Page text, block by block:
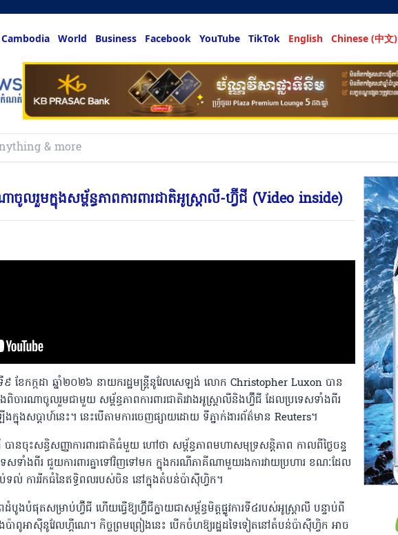
Cambodia World Business Facebook YouTube TikTok English Chinese (中文)
លរួមក្នុងសម្ព័ន្ធភាពការពារជាតិអូស្រ្តាលី-ហ្វ៊ីជី (Video inside)
៩ ខែកក្កដា ឆ្នាំ២០២៦ នាយករដ្ឋមន្រ្តីនូវែលសេឡង់ លោក Christopher Luxon បាន
រណាចូលរួមជាមួយ សម្ព័ន្ធភាពការពារជាតិរវាងអូស្រ្តាលីនិងហ្វ៊ីជី ដែលប្រទេសទាំងពីរ
ងក្នុងសប្តាហ៍នេះ។ នេះបើតាមការចេញផ្សាយដោយ ទីភ្នាក់ងារព័ត៌មាន Reuters។
ានចុះសន្ធិសញ្ញាការពារជាតិធំមួយ ហៅថា សម្ព័ន្ធភាពមហាសមុទ្រសន្តិភាព កាលពីថ្ងៃចន្ទ
េសទាំងពីរ ជួយការពារគ្នាទៅវិញទៅមក ក្នុងករណីភាគីណាមួយរងការវាយប្រហារ ខណៈដែល
ទល់ ការរីកធំនៃឥទ្ធិពលរបស់ចិន នៅក្នុងតំបន់ប៉ាស៉ីហ្វិក។
បូងបំផុតសម្រាប់ហ្វ៊ីជី ហើយធ្វើឱ្យហ្វ៊ីជីក្លាយជាសម្ព័ន្ធមិត្តផ្លូវការទី៤របស់អូស្រ្តាលី បន្ទាប់ពី
ាពូអាស៉ីនូវែលហ្គីណេ។ កិច្ចព្រមព្រៀងនេះ បើកចំហឱ្យរដ្ឋដទៃទៀតនៅតំបន់ប៉ាស៉ីហ្វិក អាច